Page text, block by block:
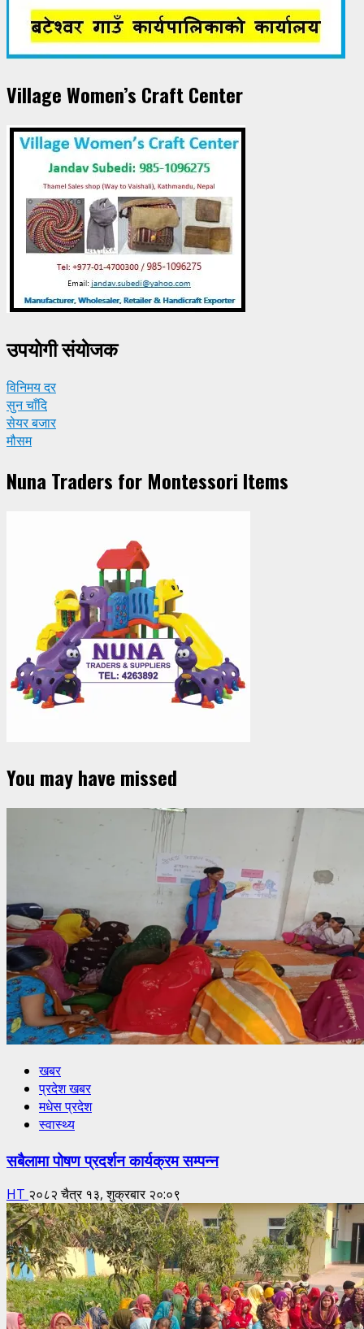
Village Women’s Craft Center
उपयाेगी संयाेजक
विनिमय दर
सुन चाँदि
सेयर बजार
मौसम
Nuna Traders for Montessori Items
You may have missed
खबर
प्रदेश खबर
मधेस प्रदेश
स्वास्थ्य
सबैलामा पोषण प्रदर्शन कार्यक्रम सम्पन्न
HT २०८२ चैत्र १३, शुक्रबार २०:०९